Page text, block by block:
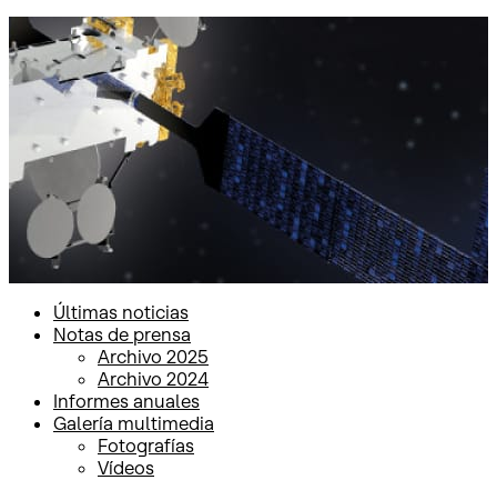
Inicio Sala de prensa
Últimas noticias
Últimas noticias
Notas de prensa
Archivo 2025
Archivo 2024
Informes anuales
Galería multimedia
Fotografías
Vídeos